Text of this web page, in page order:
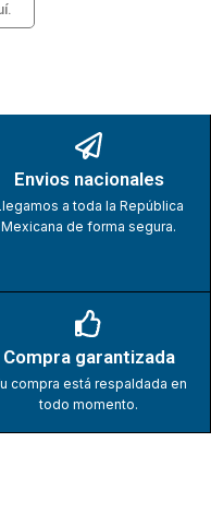
Envios nacionales
a toda la República
Mexicana de forma segura.
Compra garantizada
compra está respaldada en
todo momento.